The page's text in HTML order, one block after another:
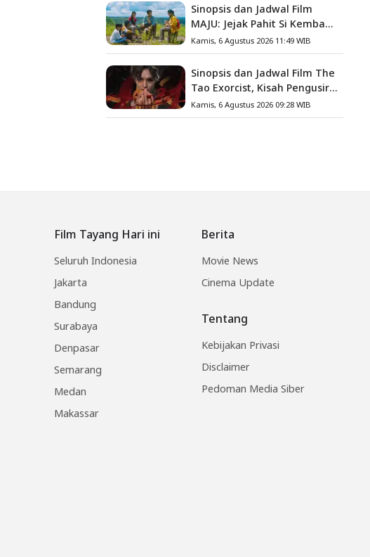
Sinopsis dan Jadwal Film
MAJU: Jejak Pahit Si Kembang
Gula, Misteri Hilangnya
Bagas di Lokasi Jambore
Kamis, 6 Agustus 2026 11:49 WIB
Sinopsis dan Jadwal Film The
Tao Exorcist, Kisah Pengusir
Setan Melawan Kutukan
Mematikan
Kamis, 6 Agustus 2026 09:28 WIB
Film Tayang Hari ini
Seluruh Indonesia
Jakarta
Bandung
Surabaya
Denpasar
Semarang
Medan
Makassar
Berita
Movie News
Cinema Update
Tentang
Kebijakan Privasi
Disclaimer
Pedoman Media Siber